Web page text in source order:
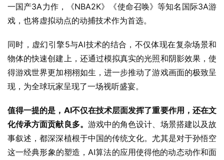
一国产3A力作，《NBA2K》《使命召唤》等知名国际3A游
戏，也将虚拟动点的动捕技术作为首选。
同时，虚幻引擎5与AI技术的结合，不仅体现在复杂场景和
物体的快速创建上，还通过模拟真实的光照和阴影效果，使
得游戏世界更加栩栩如生，进一步推动了游戏画面的极致呈
现，为全球玩家呈现了一场视听盛宴。
值得一提的是，AI不仅在技术层面发挥了重要作用，还在文
化传承方面贡献良多。 游戏中的角色设计、场景搭建以及故
事叙述，都深深植根于中国的传统文化。尤其是对于孙悟空
这一经典形象的塑造，AI算法的应用使得他的动态动作和面